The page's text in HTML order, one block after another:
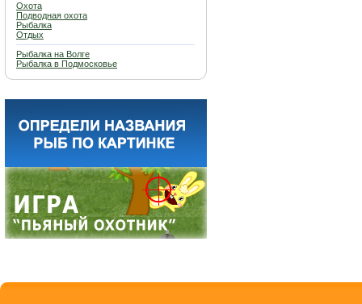
Охота
Подводная охота
Рыбалка
Отдых
Рыбалка на Волге
Рыбалка в Подмосковье